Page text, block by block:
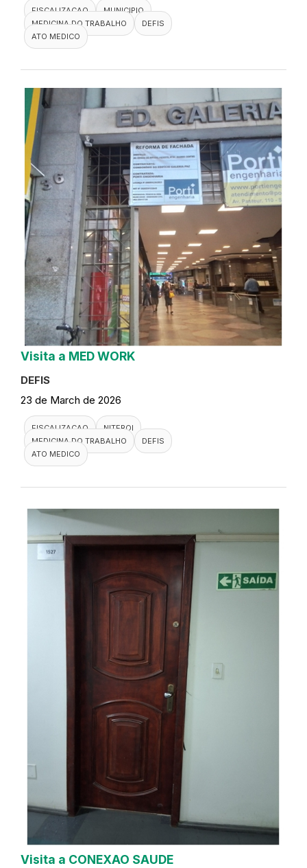
FISCALIZACAO
MUNICIPIO
MEDICINA DO TRABALHO
DEFIS
ATO MEDICO
Visita a MED WORK
DEFIS
23 de March de 2026
FISCALIZACAO
NITEROI
MEDICINA DO TRABALHO
DEFIS
ATO MEDICO
Visita a CONEXAO SAUDE